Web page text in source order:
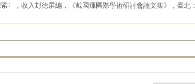
〉，收入封德屏編，《戴國煇國際學術研討會論文集》，臺北：